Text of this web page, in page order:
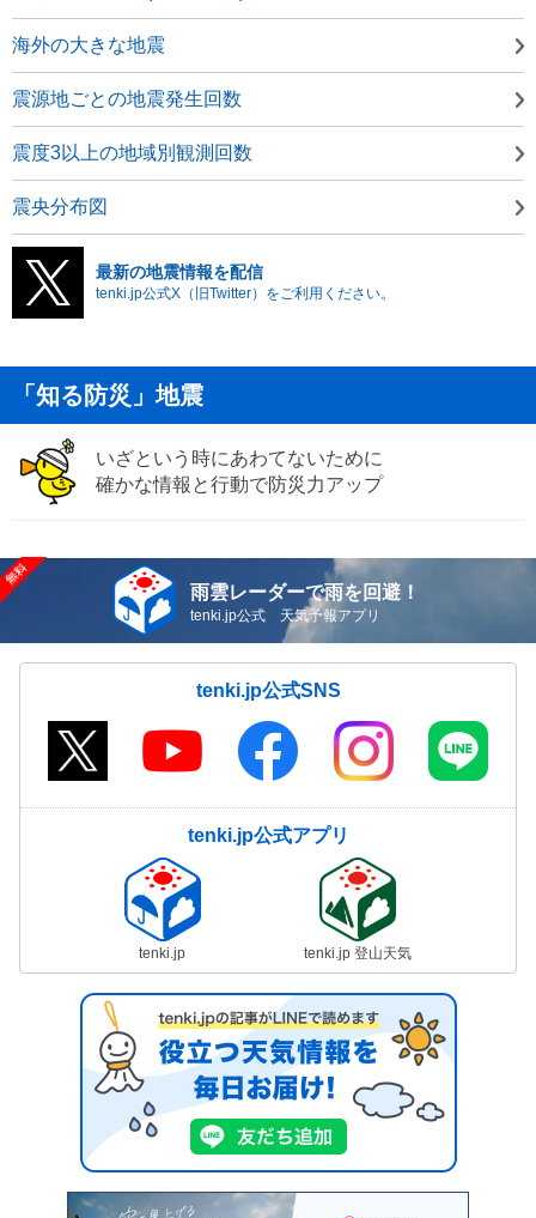
海外の大きな地震
震源地ごとの地震発生回数
震度3以上の地域別観測回数
震央分布図
最新の地震情報を配信
tenki.jp公式X（旧Twitter）をご利用ください。
「知る防災」地震
いざという時にあわてないために
確かな情報と行動で防災力アップ
雨雲レーダーで雨を回避！
tenki.jp公式 天気予報アプリ
tenki.jp公式SNS
tenki.jp公式アプリ
tenki.jp tenki.jp 登山天気